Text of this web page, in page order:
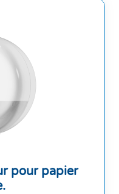
pour papier